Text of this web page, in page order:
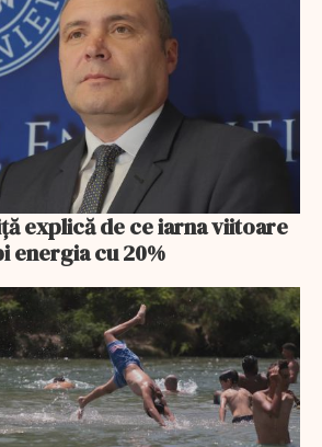
explică de ce iarna viitoare
energia cu 20%